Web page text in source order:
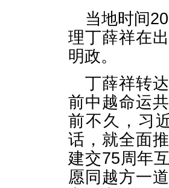
当地时间
理丁薛祥在
明政。
丁薛祥转
前中越命运
前不久，习
话，就全面
建交75周年
愿同越方一